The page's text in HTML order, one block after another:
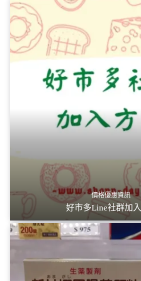
價格優惠資訊
好市多Line社群加